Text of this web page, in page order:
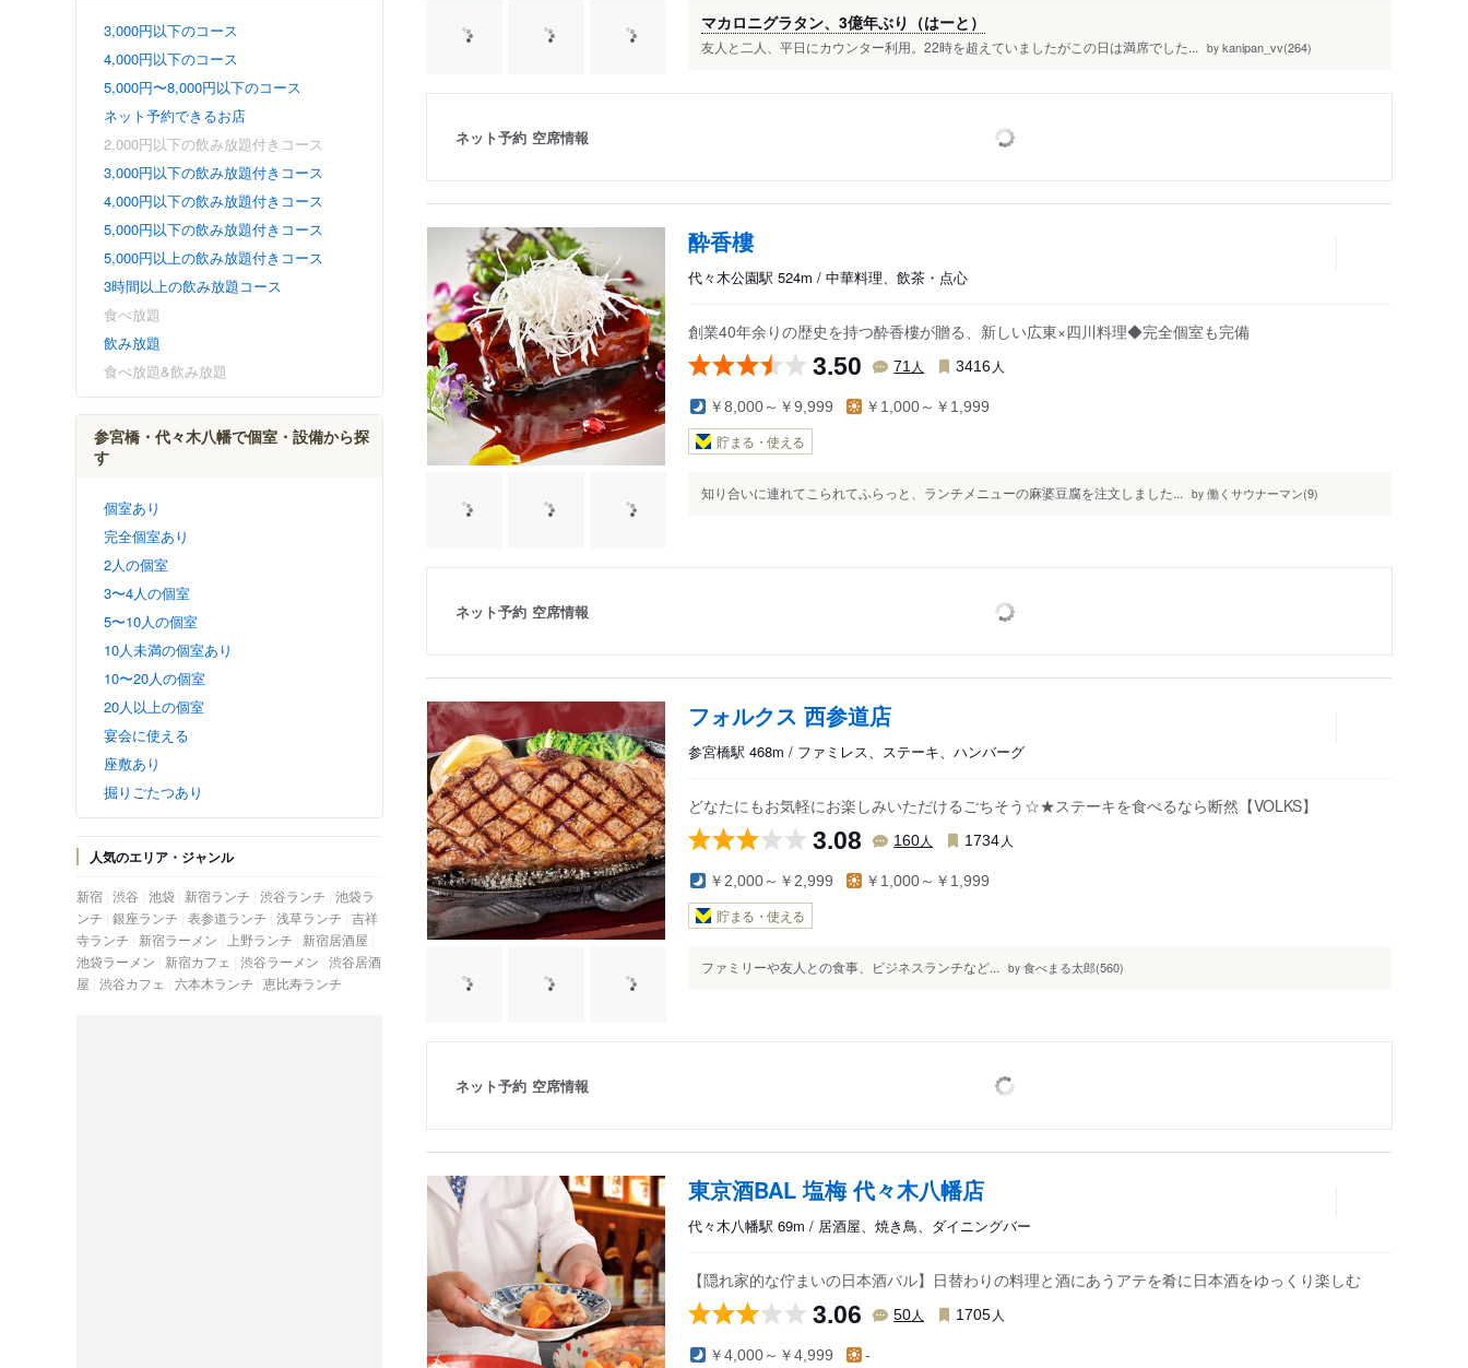
3,000円以下のコース
4,000円以下のコース
5,000円〜8,000円以下のコース
ネット予約できるお店
2,000円以下の飲み放題付きコース
3,000円以下の飲み放題付きコース
4,000円以下の飲み放題付きコース
5,000円以下の飲み放題付きコース
5,000円以上の飲み放題付きコース
3時間以上の飲み放題コース
食べ放題
飲み放題
食べ放題&飲み放題
参宮橋・代々木八幡で個室・設備から探
す
個室あり
完全個室あり
2人の個室
3〜4人の個室
5〜10人の個室
10人未満の個室あり
10〜20人の個室
20人以上の個室
宴会に使える
座敷あり
掘りごたつあり
人気のエリア・ジャンル
新宿 渋谷 池袋 新宿ランチ 渋谷ランチ 池袋ラ
ンチ 銀座ランチ 表参道ランチ 浅草ランチ 吉祥
寺ランチ
新宿ラーメン 上野ランチ
新宿居酒屋
池袋ラーメン
新宿カフェ 渋谷ラーメン 渋谷居酒
屋 渋谷カフェ 六本木ランチ 恵比寿ランチ
マカロニグラタン、3億年ぶり（はーと）
友人と二人、平日にカウンター利用。22時を超えていましたがこの日は満席でした... by kanipan_vv(264)
ネット予約 空席情報
酔香樓
代々木公園駅 524m / 中華料理、飲茶・点心
創業40年余りの歴史を持つ酔香樓が贈る、新しい広東×四川料理◆完全個室も完備
3.50 71 人 3416 人
￥8,000～￥9,999 ￥1,000～￥1,999
貯まる・使える
知り合いに連れてこられてふらっと、ランチメニューの麻婆豆腐を注文しました... by 働くサウナーマン(9)
ネット予約 空席情報
フォルクス 西参道店
参宮橋駅 468m / ファミレス、ステーキ、ハンバーグ
どなたにもお気軽にお楽しみいただけるごちそう☆★ステーキを食べるなら断然【VOLKS】
3.08 160人 1734 人
￥2,000～￥2,999 ￥1,000～￥1,999
貯まる・使える
ファミリーや友人との食事、ビジネスランチなど... by 食べまる太郎(560)
ネット予約 空席情報
東京酒BAL 塩梅 代々木八幡店
代々木八幡駅 69m / 居酒屋、焼き鳥、ダイニングバー
【隠れ家的な佇まいの日本酒バル】日替わりの料理と酒にあうアテを肴に日本酒をゆっくり楽しむ
3.06 50人 1705 人
￥4,000～￥4,999 -